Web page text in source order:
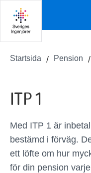
Startsida Pension
ITP 1
Med ITP 1 är
bestämd i förväg.
ett löfte om hur
för din pension